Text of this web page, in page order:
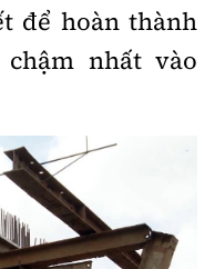
để hoàn thành
nhất vào